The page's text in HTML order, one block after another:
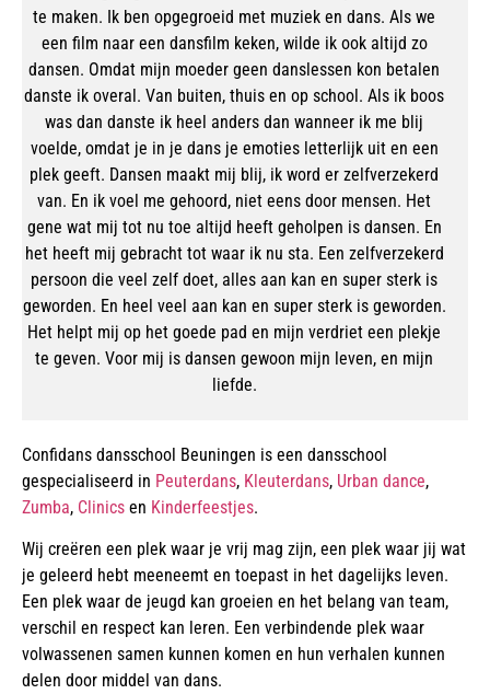
te maken. Ik ben opgegroeid met muziek en dans. Als we
een film naar een dansfilm keken, wilde ik ook altijd zo
dansen. Omdat mijn moeder geen danslessen kon betalen
danste ik overal. Van buiten, thuis en op school. Als ik boos
was dan danste ik heel anders dan wanneer ik me blij
voelde, omdat je in je dans je emoties letterlijk uit en een
plek geeft. Dansen maakt mij blij, ik word er zelfverzekerd
van. En ik voel me gehoord, niet eens door mensen. Het
gene wat mij tot nu toe altijd heeft geholpen is dansen. En
het heeft mij gebracht tot waar ik nu sta. Een zelfverzekerd
persoon die veel zelf doet, alles aan kan en super sterk is
geworden. En heel veel aan kan en super sterk is geworden.
Het helpt mij op het goede pad en mijn verdriet een plekje
te geven. Voor mij is dansen gewoon mijn leven, en mijn
liefde.
Confidans dansschool Beuningen is een dansschool
gespecialiseerd in Peuterdans, Kleuterdans, Urban dance,
Zumba, Clinics en Kinderfeestjes.
Wij creëren een plek waar je vrij mag zijn, een plek waar jij wat
je geleerd hebt meeneemt en toepast in het dagelijks leven.
Een plek waar de jeugd kan groeien en het belang van team,
verschil en respect kan leren. Een verbindende plek waar
volwassenen samen kunnen komen en hun verhalen kunnen
delen door middel van dans.